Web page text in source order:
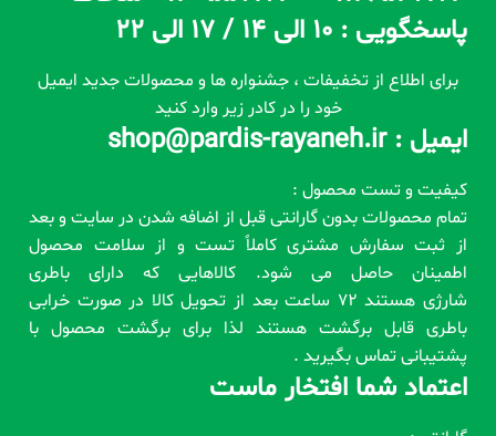
پاسخگویی : 10 الی 14 / 17 الی 22
برای اطلاع از تخفیفات ، جشنواره ها و محصولات جدید ایمیل
خود را در کادر زیر وارد کنید
ایمیل : shop@pardis-rayaneh.ir
کیفیت و تست محصول :
تمام محصولات بدون گارانتی قبل از اضافه شدن در سایت و بعد
از ثبت سفارش مشتری کاملاً تست و از سلامت محصول
اطمینان حاصل می شود. کالاهایی که دارای باطری
شارژی هستند 72 ساعت بعد از تحویل کالا در صورت خرابی
باطری قابل برگشت هستند لذا برای برگشت محصول با
پشتیبانی تماس بگیرید .
اعتماد شما افتخار ماست